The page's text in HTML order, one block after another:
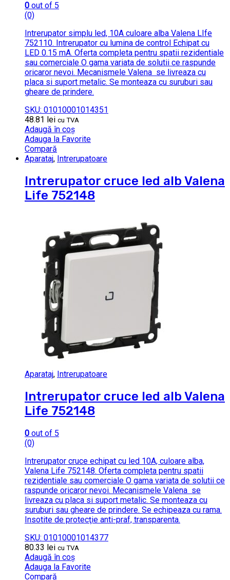
0 out of 5
(0)
Intrerupator simplu led, 10A culoare alba Valena LIfe
752110. Intrerupator cu lumina de control Echipat cu
LED 0.15 mA. Oferta completa pentru spatii rezidentiale
sau comerciale O gama variata de solutii ce raspunde
oricaror nevoi. Mecanismele Valena se livreaza cu
placa si suport metalic. Se monteaza cu suruburi sau
gheare de prindere.
SKU: 01010001014351
48.81 lei cu TVA
Adaugă în coș
Adauga la Favorite
Compară
Aparataj, Intrerupatoare
Intrerupator cruce led alb Valena
Life 752148
Aparataj, Intrerupatoare
Intrerupator cruce led alb Valena
Life 752148
0 out of 5
(0)
Intrerupator cruce echipat cu led 10A, culoare alba,
Valena Life 752148. Oferta completa pentru spatii
rezidentiale sau comerciale O gama variata de solutii ce
raspunde oricaror nevoi. Mecanismele Valena se
livreaza cu placa si suport metalic. Se monteaza cu
suruburi sau gheare de prindere. Se echipeaza cu rama.
Insotite de protecţie anti-praf, transparenta.
SKU: 01010001014377
80.33 lei cu TVA
Adaugă în coș
Adauga la Favorite
Compară